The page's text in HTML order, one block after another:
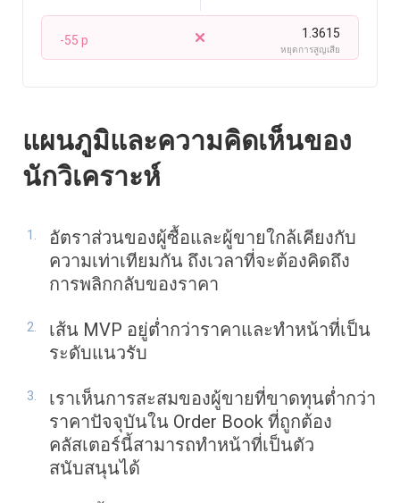
-55 p 1.3615
หยุดการสูญเสีย
แผนภูมิและความคิดเห็นของ
นักวิเคราะห์
อัตราส่วนของผู้ซื้อและผู้ขายใกล้เคียงกับ
ความเท่าเทียมกัน ถึงเวลาที่จะต้องคิดถึง
การพลิกกลับของราคา
เส้น MVP อยู่ต่ำกว่าราคาและทำหน้าที่เป็น
ระดับแนวรับ
เราเห็นการสะสมของผู้ขายที่ขาดทุนต่ำกว่า
ราคาปัจจุบันใน Order Book ที่ถูกต้อง
คลัสเตอร์นี้สามารถทำหน้าที่เป็นตัว
สนับสนุนได้